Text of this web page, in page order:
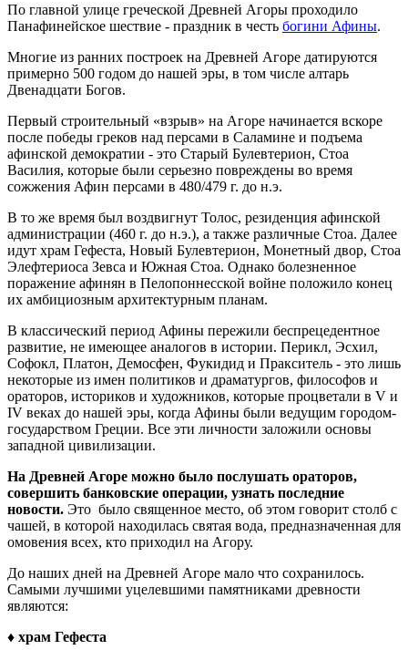
По главной улице греческой Древней Агоры проходило
Панафинейское шествие - праздник в честь богини Афины.
Многие из ранних построек на Древней Агоре датируются
примерно 500 годом до нашей эры, в том числе алтарь
Двенадцати Богов.
Первый строительный «взрыв» на Агоре начинается вскоре
после победы греков над персами в Саламине и подъема
афинской демократии - это Старый Булевтерион, Стоа
Василия, которые были серьезно повреждены во время
сожжения Афин персами в 480/479 г. до н.э.
В то же время был воздвигнут Толос, резиденция афинской
администрации (460 г. до н.э.), а также различные Стоа. Далее
идут храм Гефеста, Новый Булевтерион, Монетный двор, Стоа
Элефтериоса Зевса и Южная Стоа. Однако болезненное
поражение афинян в Пелопоннесской войне положило конец
их амбициозным архитектурным планам.
В классический период Афины пережили беспрецедентное
развитие, не имеющее аналогов в истории. Перикл, Эсхил,
Софокл, Платон, Демосфен, Фукидид и Пракситель - это лишь
некоторые из имен политиков и драматургов, философов и
ораторов, историков и художников, которые процветали в V и
IV веках до нашей эры, когда Афины были ведущим городом-
государством Греции. Все эти личности заложили основы
западной цивилизации.
На Древней Агоре можно было послушать ораторов,
совершить банковские операции, узнать последние
новости. Это было священное место, об этом говорит столб с
чашей, в которой находилась святая вода, предназначенная для
омовения всех, кто приходил на Агору.
До наших дней на Древней Агоре мало что сохранилось.
Самыми лучшими уцелевшими памятниками древности
являются:
♦ храм Гефеста